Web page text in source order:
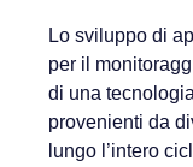
Lo sviluppo di
per il
di una
provenienti da
lungo l’intero